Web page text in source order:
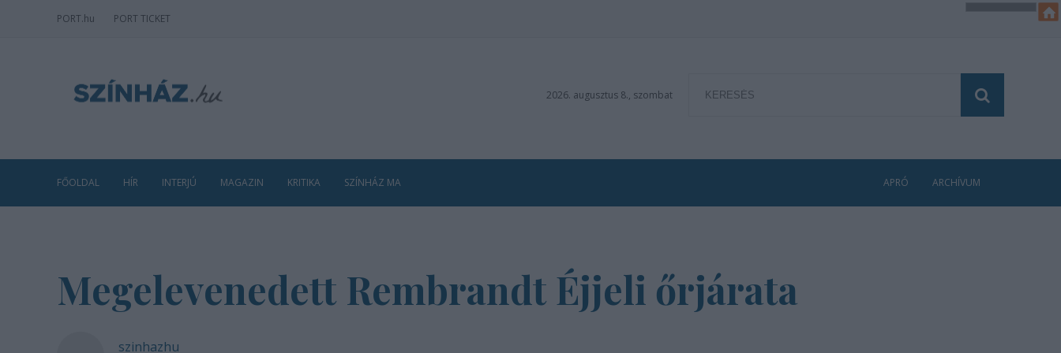
PORT.hu PORT TICKET
2026. augusztus 8., szombat
FŐOLDAL HÍR INTERJÚ MAGAZIN KRITIKA SZÍNHÁZ MA APRÓ ARCHÍVUM
Megelevenedett Rembrandt Éjjeli őrjárata
szinhazhu